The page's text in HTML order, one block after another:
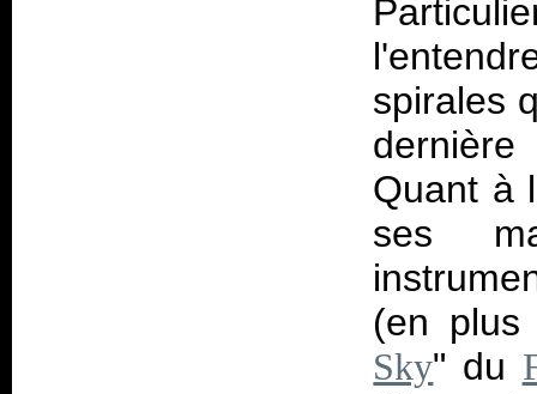
spirales
Quant à
ses
(en
Sky" du